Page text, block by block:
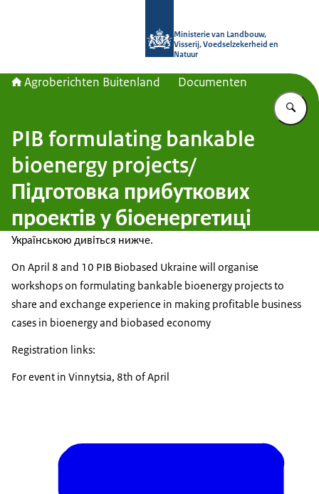
Ministerie van Landbouw,
Visserij, Voedselzekerheid en
Natuur
Agroberichten Buitenland Documenten
PIB formulating bankable
bioenergy projects/
Підготовка прибуткових
проектів у біоенергетиці
Українською дивіться нижче.
On April 8 and 10 PIB Biobased Ukraine will organise
workshops on formulating bankable bioenergy projects to
share and exchange experience in making profitable business
cases in bioenergy and biobased economy
Registration links:
For event in Vinnytsia, 8th of April